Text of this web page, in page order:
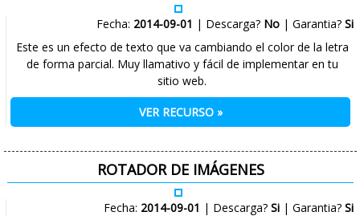
Fecha: 2014-09-01 | Descarga? No | Garantia?Si
Este es un efecto de texto que va cambiando el color de la letra
de forma parcial. Muy llamativo y fácil de implementar en tu
sitio web.
VER RECURSO »
ROTADOR DE IMÁGENES
Fecha: 2014-09-01 | Descarga?Si | Garantia?Si